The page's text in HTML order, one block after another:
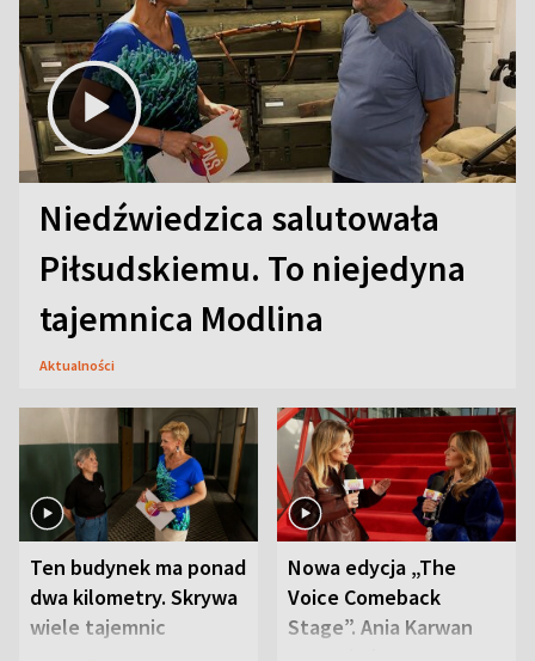
Niedźwiedzica salutowała
Piłsudskiemu. To niejedyna
tajemnica Modlina
Aktualności
Ten budynek ma ponad
dwa kilometry. Skrywa
wiele tajemnic
Nowa edycja „The
Voice Comeback
Stage”. Ania Karwan